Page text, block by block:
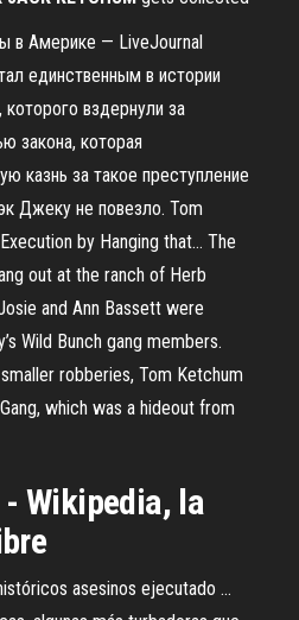
в Америке — LiveJournal
единственным в истории
вздернули за
закона, которая
казнь за такое преступление
Джеку не повезло. Tom
Execution by Hanging that… The
out at the ranch of Herb
and Ann Bassett were
Wild Bunch gang members.
robberies, Tom Ketchum
which was a hideout from
Wikipedia, la
asesinos ejecutado ...